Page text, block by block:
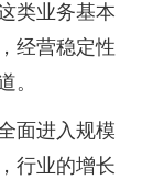
类业务基本
经营稳定性
。
面进入规模
行业的增长